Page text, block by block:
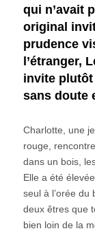
qui n’avait
original
prudence
l’étranger,
invite plutôt
sans doute
Charlotte, une
rouge,
dans un bois,
Elle a été
seul à l’orée du
deux êtres que
bien loin de la